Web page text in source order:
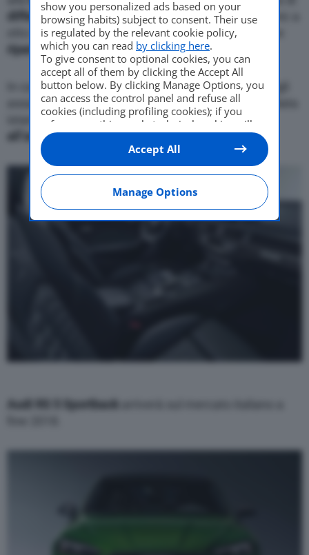
differenziale centrale meccanicoe cambio tiptronic a
otto rapporti. In condizioni normale, la coppia viene
ripartita sugli assali secondo il rapporto
In caso di slittamento in corrispondenza di uno degli
assali, la maggior parte della spinta viene convogliata
istantaneamente all’altro asse.Sino al 70%
all’avantreno e sino all’85% al retrotreno.
Audi RS 5 Sportback
show you personalized ads based on your
browsing habits) subject to consent. Their use
is regulated by the relevant cookie policy,
which you can read by clicking here.
To give consent to optional cookies, you can
accept all of them by clicking the Accept All
button below. By clicking Manage Options, you
can access the control panel and refuse all
cookies (including profiling cookies); if you
refuse everything, only technical cookies will
be used by default. Here is the list ofproviders.
Cookie consent will be stored and applied also
to the other websites of Editoriale Nazionale
and their subdomains. By expressing your
choice on this site, you will therefore not be
asked again on other Editoriale Nazionale
Manage Options
Accept All